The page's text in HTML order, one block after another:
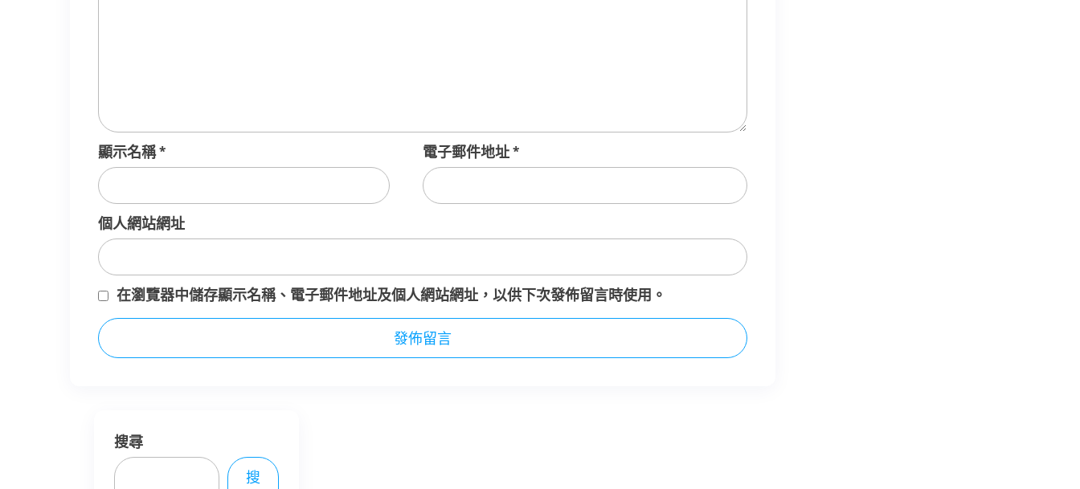
顯示名稱* 電子郵件地址*
個人網站網址
在瀏覽器中儲存顯示名稱、電子郵件地址及個人網站網址，以供下次發佈留言時使用。
搜尋
搜